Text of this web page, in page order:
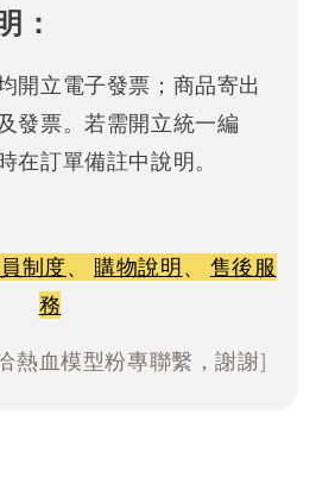
：
開立電子發票；商品寄出
發票。若需開立統一編
在訂單備註中說明。
制度、 購物說明、 售後服
務
熱血模型粉專聯繫，謝謝]